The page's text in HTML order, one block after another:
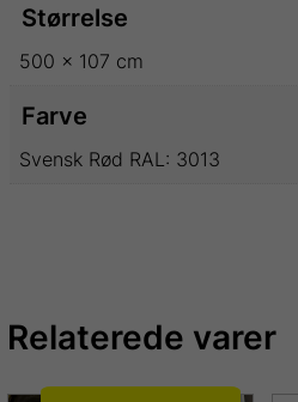
Størrelse
500 × 107 cm
Farve
Svensk Rød RAL: 3013
Relaterede varer